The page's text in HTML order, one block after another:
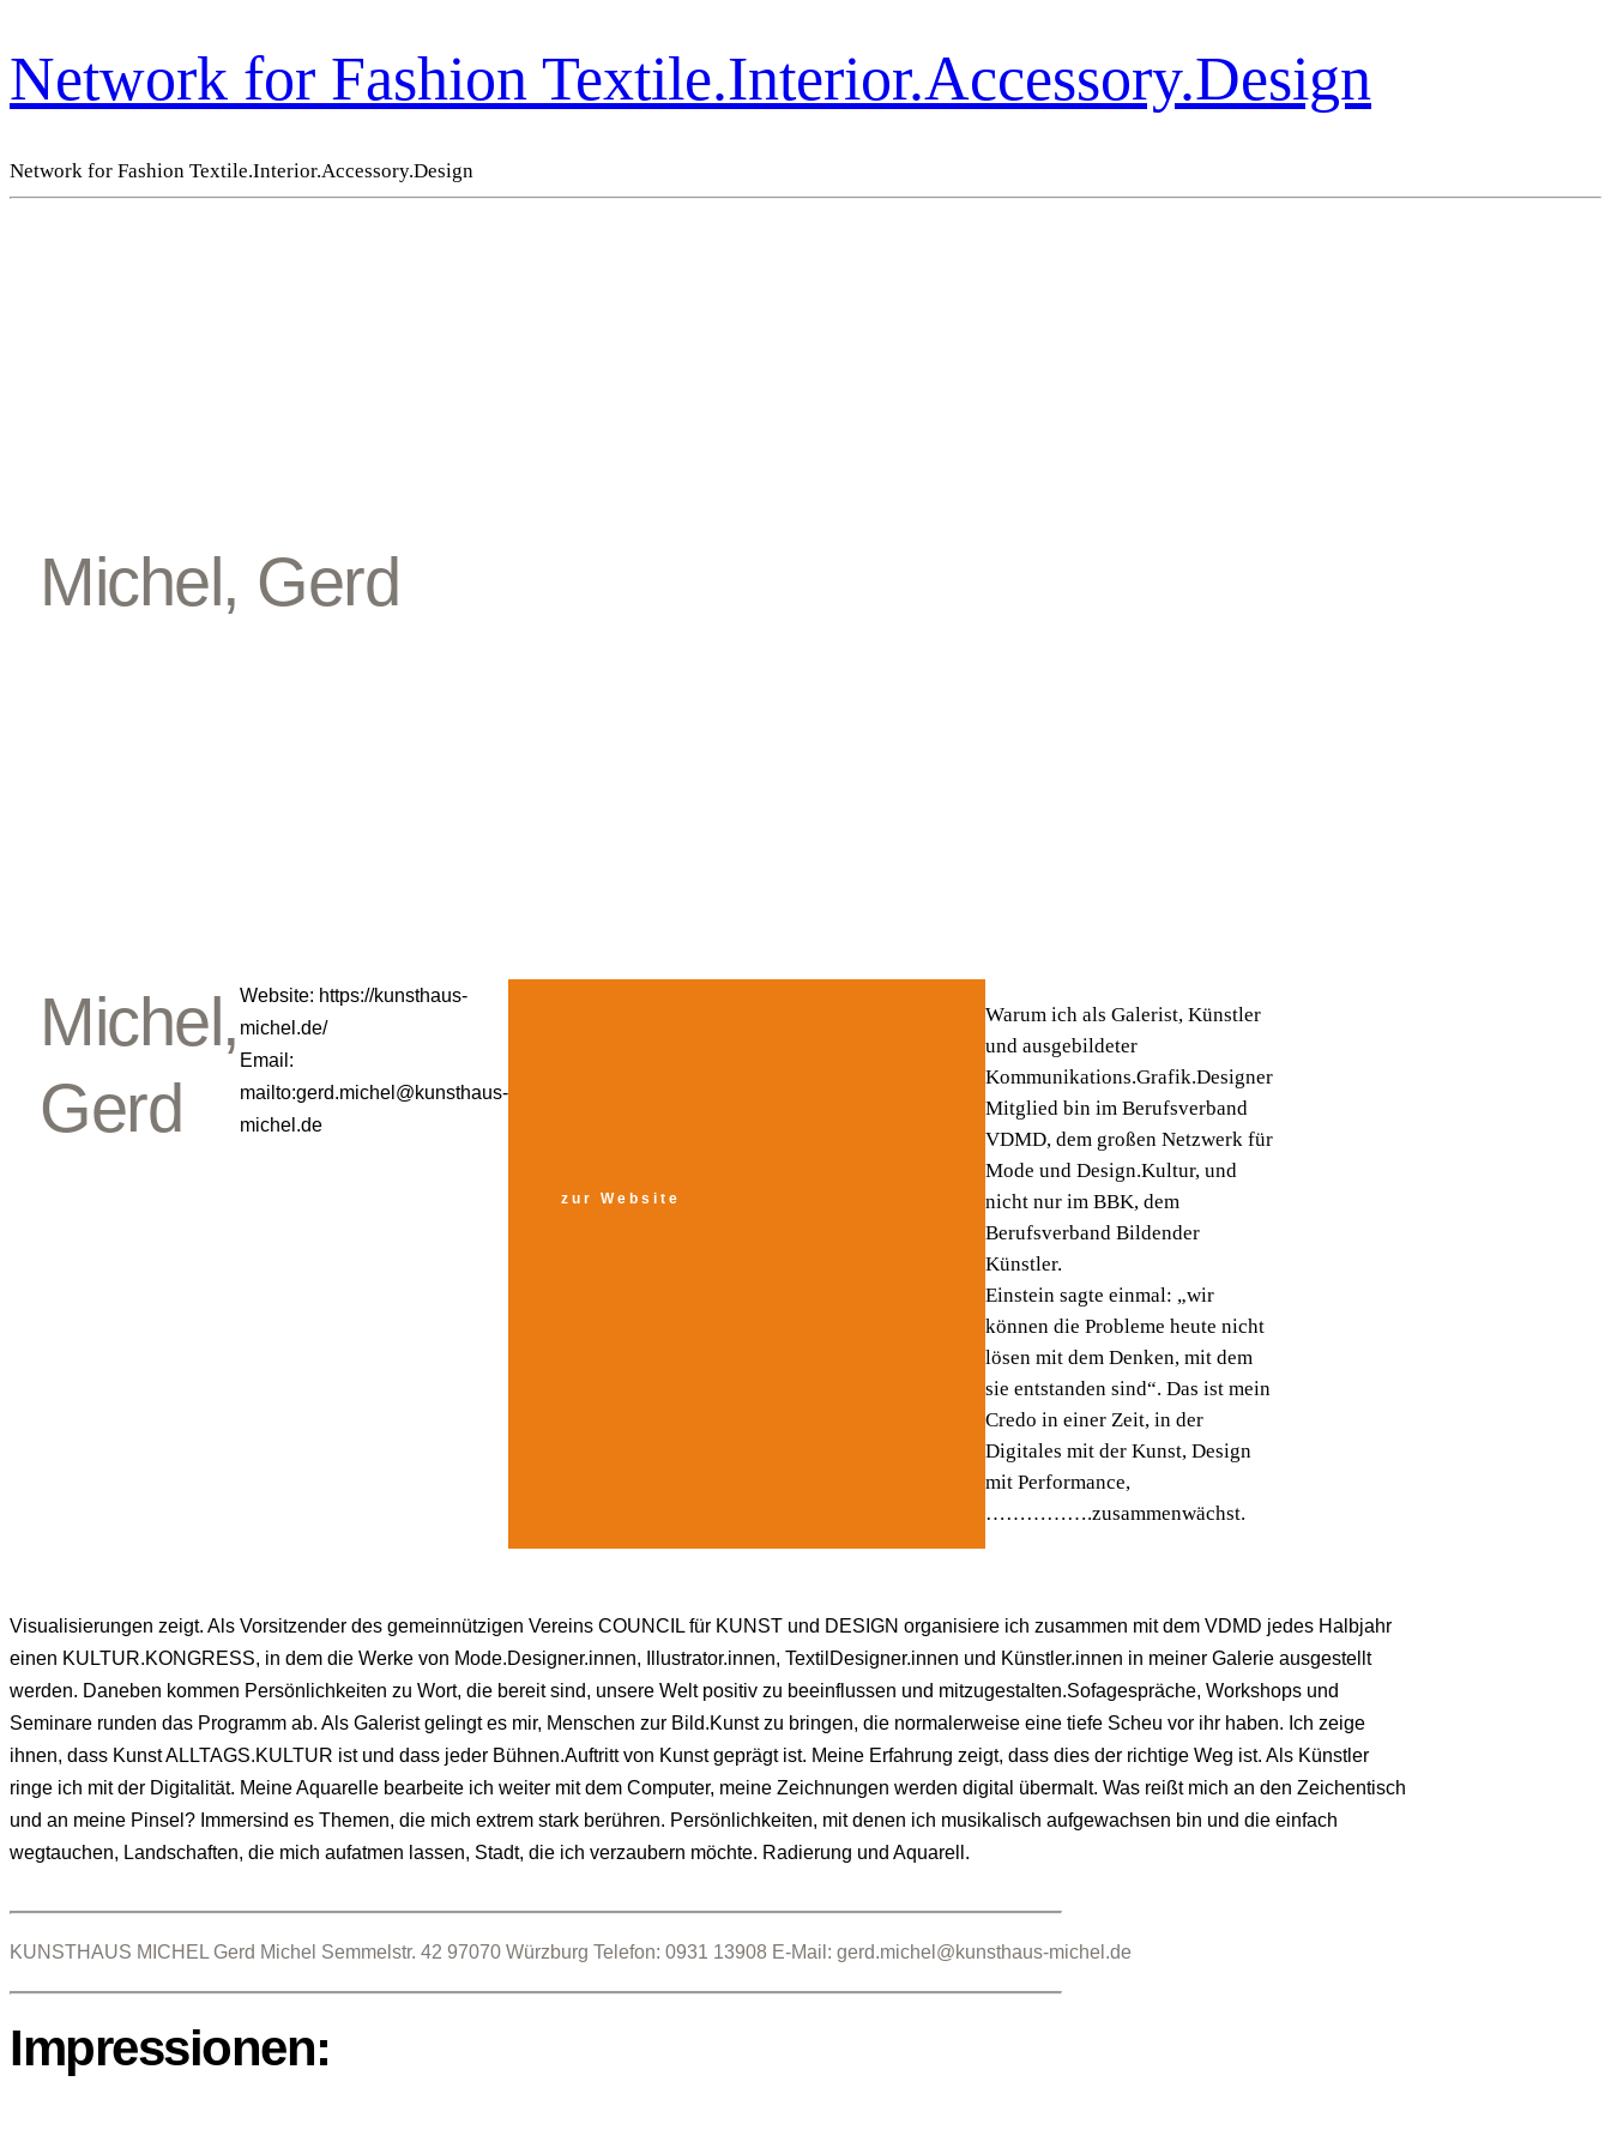
Network for Fashion Textile.Interior.Accessory.Design
Network for Fashion Textile.Interior.Accessory.Design
Michel, Gerd
Michel,
Gerd
Website: https://kunsthaus-
michel.de/
Email:
mailto:gerd.michel@kunsthaus-
michel.de
zur Website
Warum ich als Galerist, Künstler
und ausgebildeter
Kommunikations.Grafik.Designer
Mitglied bin im Berufsverband
VDMD, dem großen Netzwerk für
Mode und Design.Kultur, und
nicht nur im BBK, dem
Berufsverband Bildender
Künstler.
Einstein sagte einmal: „wir
können die Probleme heute nicht
lösen mit dem Denken, mit dem
sie entstanden sind“. Das ist mein
Credo in einer Zeit, in der
Digitales mit der Kunst, Design
mit Performance,
…………….zusammenwächst.
Visualisierungen zeigt. Als Vorsitzender des gemeinnützigen Vereins COUNCIL für KUNST und DESIGN organisiere ich zusammen mit dem VDMD jedes Halbjahr
einen KULTUR.KONGRESS, in dem die Werke von Mode.Designer.innen, Illustrator.innen, TextilDesigner.innen und Künstler.innen in meiner Galerie ausgestellt
werden. Daneben kommen Persönlichkeiten zu Wort, die bereit sind, unsere Welt positiv zu beeinflussen und mitzugestalten.Sofagespräche, Workshops und
Seminare runden das Programm ab. Als Galerist gelingt es mir, Menschen zur Bild.Kunst zu bringen, die normalerweise eine tiefe Scheu vor ihr haben. Ich zeige
ihnen, dass Kunst ALLTAGS.KULTUR ist und dass jeder Bühnen.Auftritt von Kunst geprägt ist. Meine Erfahrung zeigt, dass dies der richtige Weg ist. Als Künstler
ringe ich mit der Digitalität. Meine Aquarelle bearbeite ich weiter mit dem Computer, meine Zeichnungen werden digital übermalt. Was reißt mich an den Zeichentisch
und an meine Pinsel? Immersind es Themen, die mich extrem stark berühren. Persönlichkeiten, mit denen ich musikalisch aufgewachsen bin und die einfach
wegtauchen, Landschaften, die mich aufatmen lassen, Stadt, die ich verzaubern möchte. Radierung und Aquarell.
KUNSTHAUS MICHEL Gerd Michel Semmelstr. 42 97070 Würzburg Telefon: 0931 13908 E-Mail: gerd.michel@kunsthaus-michel.de
Impressionen: